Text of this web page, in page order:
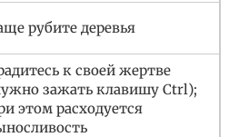
рубите деревья
к своей жертве
зажать клавишу Ctrl);
этом расходуется